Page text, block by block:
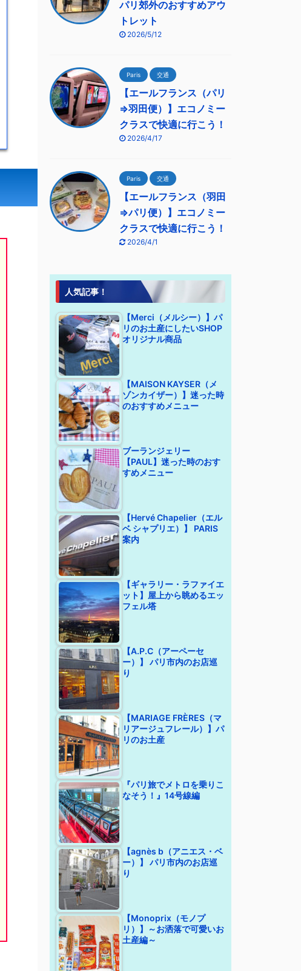
パリ郊外のおすすめアウ
トレット
2026/5/12
Paris 交通
【エールフランス（パリ
⇒羽田便）】エコノミー
クラスで快適に行こう！
2026/4/17
Paris 交通
【エールフランス（羽田
⇒パリ便）】エコノミー
クラスで快適に行こう！
2026/4/1
人気記事！
【Merci（メルシー）】パ
リのお土産にしたいSHOP
オリジナル商品
【MAISON KAYSER（メ
ゾンカイザー）】迷った時
のおすすめメニュー
ブーランジェリー
【PAUL】迷った時のおす
すめメニュー
【Hervé Chapelier（エル
ベ シャプリエ）】 PARIS
案内
【ギャラリー・ラファイエ
ット】屋上から眺めるエッ
フェル塔
【A.P.C（アーペーセ
ー）】 パリ市内のお店巡
り
【MARIAGE FRÈRES（マ
リアージュフレール）】パ
リのお土産
『パリ旅でメトロを乗りこ
なそう！』14号線編
【agnès b（アニエス・ベ
ー）】 パリ市内のお店巡
り
【Monoprix（モノプ
リ）】～お洒落で可愛いお
土産編～